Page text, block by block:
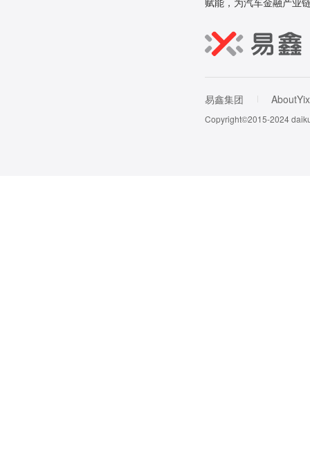
易鑫集团
Copyright©2015-2024